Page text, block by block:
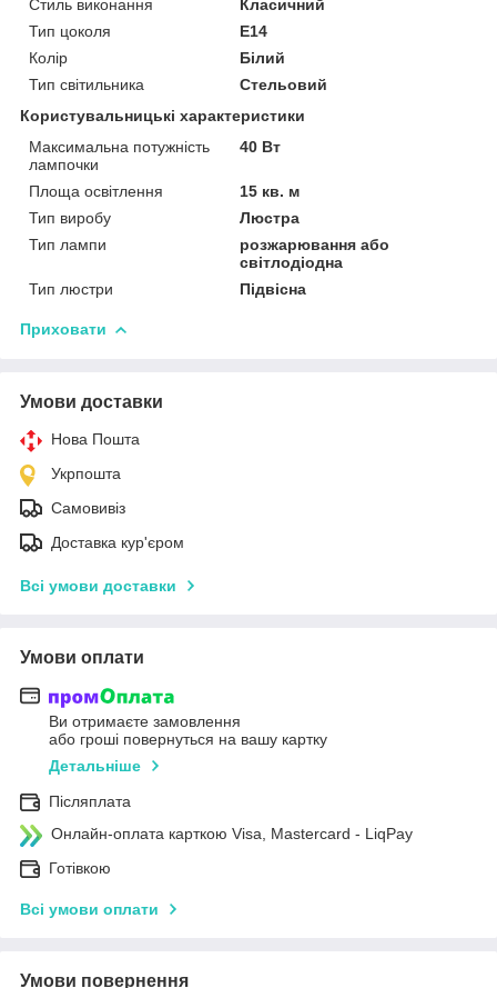
Стиль виконання
Класичний
Тип цоколя
E14
Колір
Білий
Тип світильника
Стельовий
Користувальницькі характеристики
Максимальна потужність
лампочки
40 Вт
Площа освітлення
15 кв. м
Тип виробу
Люстра
Тип лампи
розжарювання або
світлодіодна
Тип люстри
Підвісна
Приховати
Умови доставки
Нова Пошта
Укрпошта
Самовивіз
Доставка кур'єром
Всі умови доставки
Умови оплати
Ви отримаєте замовлення
або гроші повернуться на вашу картку
Детальніше
Післяплата
Онлайн-оплата карткою Visa, Mastercard - LiqPay
Готівкою
Всі умови оплати
Умови повернення